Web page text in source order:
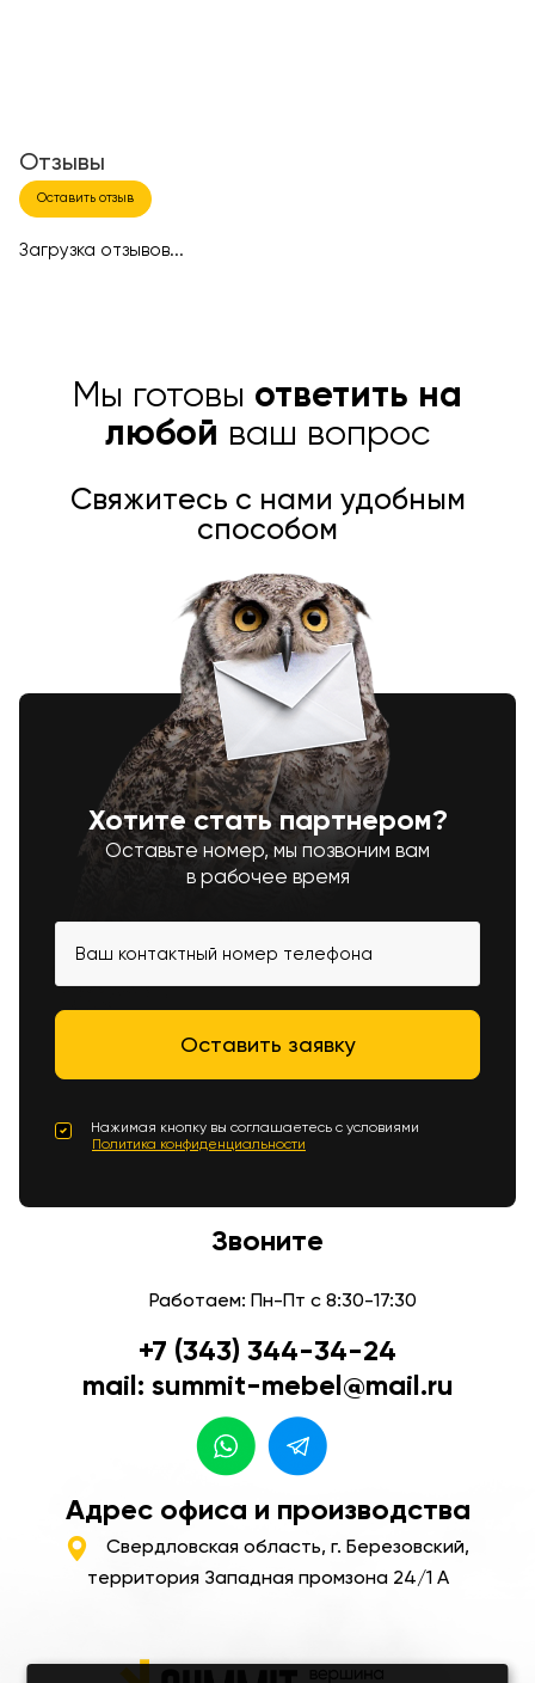
Отзывы
Оставить отзыв
Загрузка отзывов...
Мы готовы ответить на
любой ваш вопрос
Свяжитесь с нами удобным
способом
Хотите стать партнером?
Оставьте номер, мы позвоним вам
в рабочее время
Нажимая кнопку вы соглашаетесь с условиями
Политика конфиденциальности
Звоните
Работаем: Пн-Пт с 8:30-17:30
+7 (343) 344-34-24
mail: summit-mebel@mail.ru
Адрес офиса и производства
Свердловская область, г. Березовский,
территория Западная промзона 24/1 А